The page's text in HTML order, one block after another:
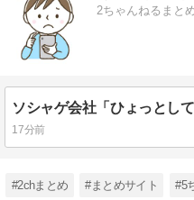
2ちゃんねるまと
17分前
#2chまとめ #まとめサイト #5